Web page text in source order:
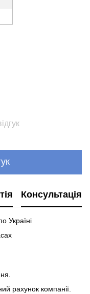
Консультація
Україні
рахунок компанії.